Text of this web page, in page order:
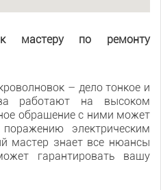
мастеру по ремонту
– дело тонкое и
работают на высоком
обращение с ними может
электрическим
мастер знает все нюансы
гарантировать вашу